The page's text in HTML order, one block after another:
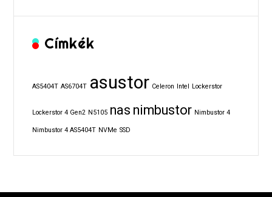
Címkék
AS5404T AS6704T asustor Celeron Intel Lockerstor
Lockerstor 4 Gen2 N5105 nas nimbustor Nimbustor 4
Nimbustor 4 AS5404T NVMe SSD